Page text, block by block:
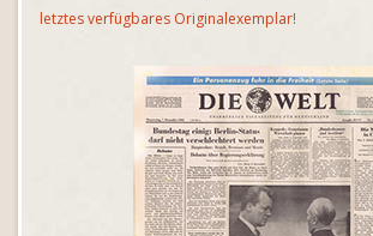
letztes verfügbares Originalexemplar!